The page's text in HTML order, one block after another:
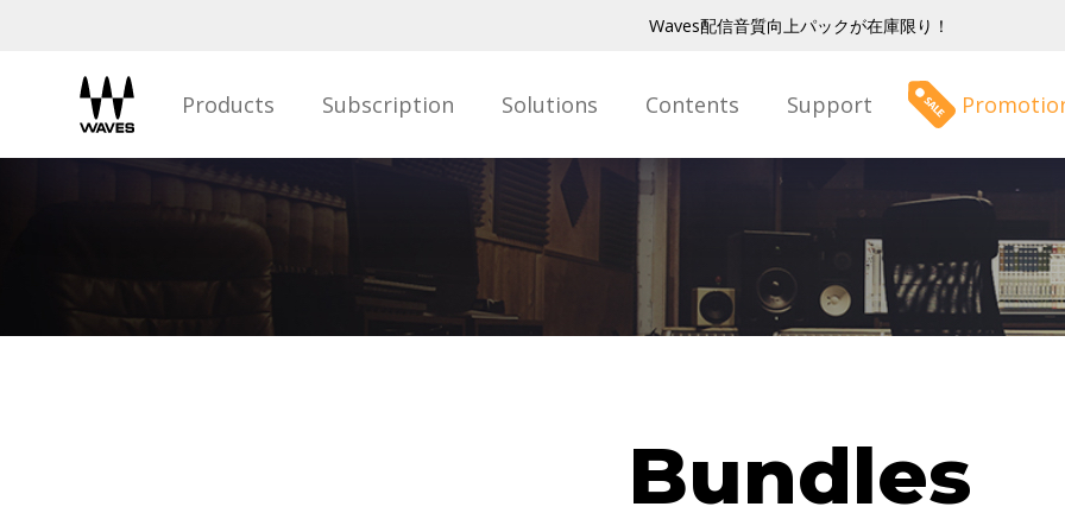
Waves配信音質向上パックが在庫限り！
Products Subscription Solutions Contents Support
Bundles